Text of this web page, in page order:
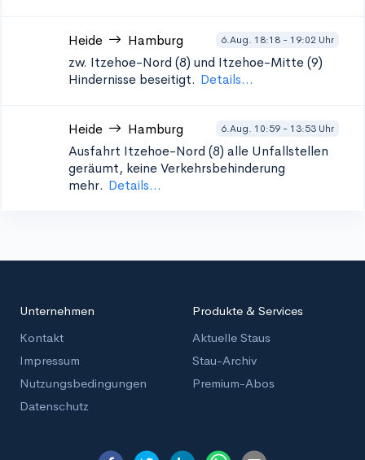
Heide Hamburg 6.Aug. 18:18 - 19:02 Uhr
zw. Itzehoe-Nord (8) und Itzehoe-Mitte (9)
Hindernisse beseitigt. Details...
Heide Hamburg 6.Aug. 10:59 - 13:53 Uhr
Ausfahrt Itzehoe-Nord (8) alle Unfallstellen
geräumt, keine Verkehrsbehinderung
mehr. Details...
Unternehmen
Kontakt
Impressum
Nutzungsbedingungen
Datenschutz
Produkte & Services
Aktuelle Staus
Stau-Archiv
Premium-Abos